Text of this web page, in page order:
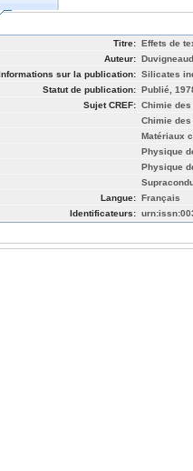
Titre: Effets de
Auteur:
sur la publication: Silicates
Statut de publication: Publié,
Sujet CREF: Chimie
Chimie
Matériaux
Physique
Physique
Langue: Français
Identificateurs: